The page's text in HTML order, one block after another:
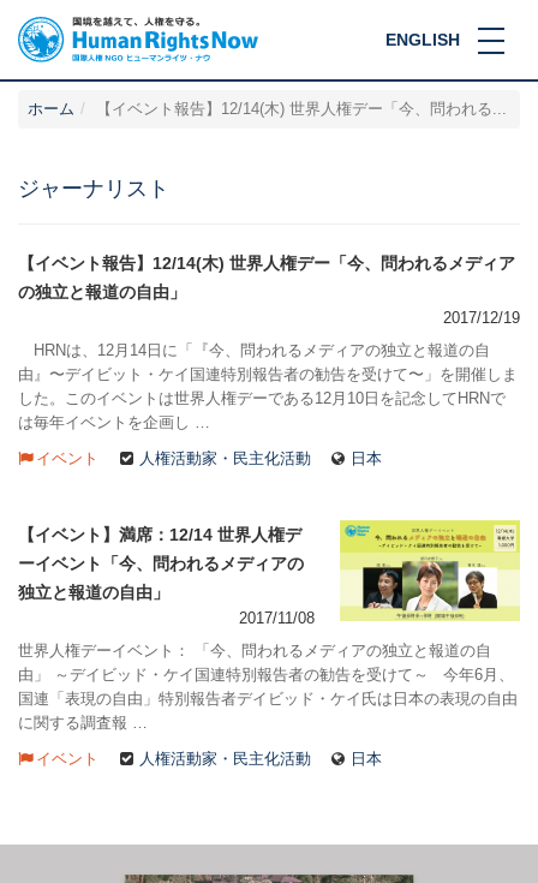
ENGLISH
ホーム 【イベント報告】12/14(木) 世界人権デー「今、問われる...
ジャーナリスト
【イベント報告】12/14(木) 世界人権デー「今、問われるメディア
の独立と報道の自由」
2017/12/19
HRNは、12月14日に「『今、問われるメディアの独立と報道の自
由』〜デイビット・ケイ国連特別報告者の勧告を受けて〜」を開催しま
した。このイベントは世界人権デーである12月10日を記念してHRNで
は毎年イベントを企画し …
イベント 人権活動家・民主化活動 日本
【イベント】満席：12/14 世界人権デ
ーイベント「今、問われるメディアの
独立と報道の自由」
2017/11/08
世界人権デーイベント： 「今、問われるメディアの独立と報道の自
由」 ～デイビッド・ケイ国連特別報告者の勧告を受けて～ 今年6月、
国連「表現の自由」特別報告者デイビッド・ケイ氏は日本の表現の自由
に関する調査報 …
イベント 人権活動家・民主化活動 日本